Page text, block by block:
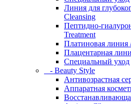
Линия для
Cleansing
Пептидно-
Treatment
Платиновая линия
Плацентарная
Специальный уход
- Beauty Style
Антивозрастная
Аппаратная